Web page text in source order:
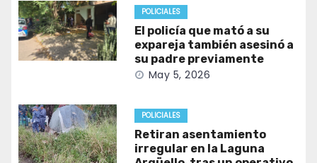
POLICIALES
El policía que mató a su
expareja también asesinó a
su padre previamente
May 5, 2026
POLICIALES
Retiran asentamiento
irregular en la Laguna